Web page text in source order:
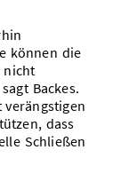
können die
nicht
Backes.
dass
Schließen